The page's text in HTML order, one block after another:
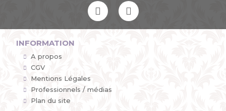
INFORMATION
A propos
CGV
Mentions Légales
Professionnels / médias
Plan du site